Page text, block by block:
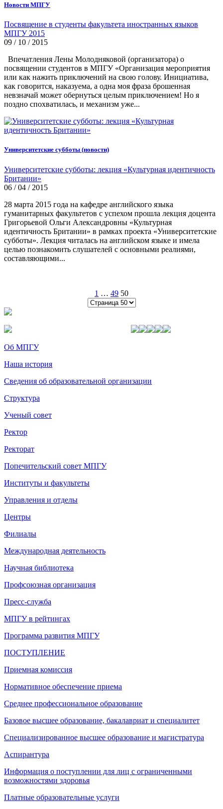
Новости МПГУ
Посвящение в студенты факультета иностранных языков
МПГУ 2015
09 / 10 / 2015
Впечатления Лены Молодняковой (организатора) о
посвящении студентов в МПГУ «Организация мероприятия
или как нажить приключений на свою голову. Инициатива,
как говорится, наказуема, а одна моя фраза брошенная
невзначай может обернуться целым приключением! Но я
поздно спохватилась, и механизм уже...
Университетские субботы (новости)
Университетские субботы: лекция «Культурная идентичность
Британии»
06 / 04 / 2015
28 марта 2015 года на кафедре английского языка
гуманитарных факультетов с успехом прошла лекция доцента
Григорьевой Ольги Александровны «Культурная
идентичность Британии» в рамках проекта «Университетские
субботы». Лекция читалась на английском языке и имела
целью познакомить слушателей с основными реалиями,
составляющими...
1 … 49 50
Об МПГУ
Наша история
Сведения об образовательной организации
Структура
Ученый совет
Ректор
Ректорат
Попечительский совет МПГУ
Институты и факультеты
Управления и отделы
Центры
Филиалы
Международная деятельность
Научная библиотека
Профсоюзная организация
Пресс-служба
МПГУ в рейтингах
Программа развития МПГУ
ПОСТУПЛЕНИЕ
Приемная комиссия
Нормативное обеспечение приема
Среднее профессиональное образование
Базовое высшее образование, бакалавриат и специалитет
Специализированное высшее образование и магистратура
Аспирантура
Информация о поступлении для лиц с ограниченными
возможностями здоровья
Платные образовательные услуги